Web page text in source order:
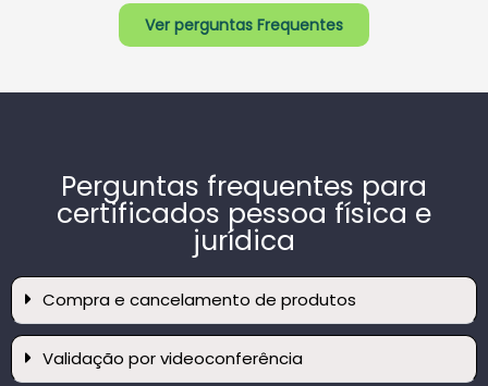
Ver perguntas Frequentes
Perguntas frequentes para
certificados pessoa física e
jurídica
Compra e cancelamento de produtos
Validação por videoconferência